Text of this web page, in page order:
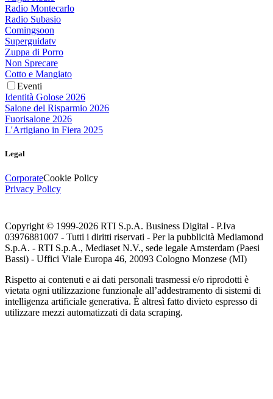
Radio Montecarlo
Radio Subasio
Comingsoon
Superguidatv
Zuppa di Porro
Non Sprecare
Cotto e Mangiato
Eventi
Identità Golose 2026
Salone del Risparmio 2026
Fuorisalone 2026
L'Artigiano in Fiera 2025
Legal
CorporateCookie Policy
Privacy Policy
Copyright © 1999-2026 RTI S.p.A. Business Digital - P.Iva
03976881007 - Tutti i diritti riservati - Per la pubblicità Mediamond
S.p.A. - RTI S.p.A., Mediaset N.V., sede legale Amsterdam (Paesi
Bassi) - Uffici Viale Europa 46, 20093 Cologno Monzese (MI)
Rispetto ai contenuti e ai dati personali trasmessi e/o riprodotti è
vietata ogni utilizzazione funzionale all’addestramento di sistemi di
intelligenza artificiale generativa. È altresì fatto divieto espresso di
utilizzare mezzi automatizzati di data scraping.